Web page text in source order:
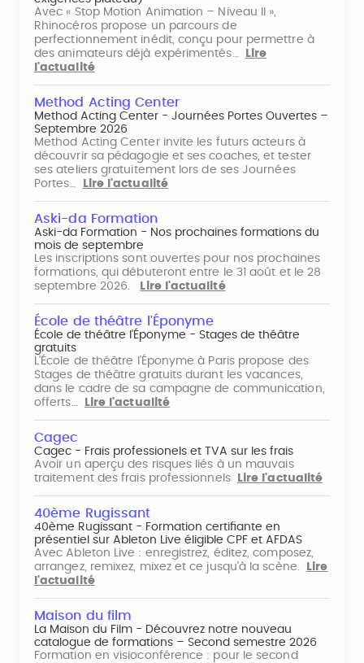
Avec « Stop Motion Animation – Niveau II »,
Rhinocéros propose un parcours de
perfectionnement inédit, conçu pour permettre à
des animateurs déjà expérimentés…
Lire
l'actualité
Method Acting Center
Method Acting Center - Journées Portes Ouvertes –
Septembre 2026
Method Acting Center invite les futurs acteurs à
découvrir sa pédagogie et ses coaches, et tester
ses ateliers gratuitement lors de ses Journées
Portes…
Lire l'actualité
Aski-da Formation
Aski-da Formation - Nos prochaines formations du
mois de septembre
Les inscriptions sont ouvertes pour nos prochaines
formations, qui débuteront entre le 31 août et le 28
septembre 2026.
Lire l'actualité
École de théâtre l'Éponyme
École de théâtre l'Éponyme - Stages de théâtre
gratuits
L'École de théâtre l'Éponyme à Paris propose des
Stages de théâtre gratuits durant les vacances,
dans le cadre de sa campagne de communication,
offerts…
Lire l'actualité
Cagec
Cagec - Frais professionels et TVA sur les frais
Avoir un aperçu des risques liés à un mauvais
traitement des frais professionnels
Lire l'actualité
40ème Rugissant
40ème Rugissant - Formation certifiante en
présentiel sur Ableton Live éligible CPF et AFDAS
Avec Ableton Live : enregistrez, éditez, composez,
arrangez, remixez, mixez et ce jusqu'à la scène.
Lire
l'actualité
Maison du film
La Maison du Film - Découvrez notre nouveau
catalogue de formations – Second semestre 2026
Formation en visioconférence : pour le second